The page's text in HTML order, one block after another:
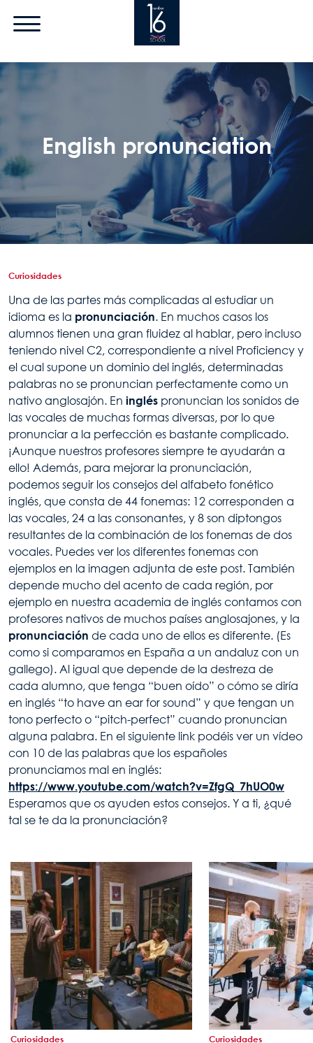
Pasar al contenido principal
English pronunciation
Curiosidades
Una de las partes más complicadas al estudiar un
idioma es la pronunciación. En muchos casos los
alumnos t­ienen una gran fluidez al hablar, pero incluso
teniendo nivel C2, correspondiente a nivel Proficiency y
el cual supone un dominio del inglés, determinadas
palabras no se pronuncian perfectamente como un
nativo anglosajón. En inglés pronuncian los sonidos de
las vocales de muchas formas diversas, por lo que
pronunciar a la perfección es bastante complicado.
¡Aunque nuestros profesores siempre te ayudarán a
ello! Además, para mejorar la pronunciación,
podemos seguir los consejos del alfabeto fonético
inglés, que consta de 44 fonemas: 12 corresponden a
las vocales, 24 a las consonantes, y 8 son diptongos
resultantes de la combinación de los fonemas de dos
vocales. Puedes ver los diferentes fonemas con
ejemplos en la imagen adjunta de este post. También
depende mucho del acento de cada región, por
ejemplo en nuestra academia de inglés contamos con
profesores nativos de muchos países anglosajones, y la
pronunciación de cada uno de ellos es diferente. (Es
como si comparamos en España a un andaluz con un
gallego). Al igual que depende de la destreza de
cada alumno, que tenga “buen oído” o cómo se diría
en inglés “to have an ear for sound” y que tengan un
tono perfecto o “pitch-perfect” cuando pronuncian
alguna palabra. En el siguiente link podéis ver un vídeo
con 10 de las palabras que los españoles
pronunciamos mal en inglés:
https://www.youtube.com/watch?v=ZfgQ_7hUO0w
Esperamos que os ayuden estos consejos. Y a ti, ¿qué
tal se te da la pronunciación?
Curiosidades Curiosidades